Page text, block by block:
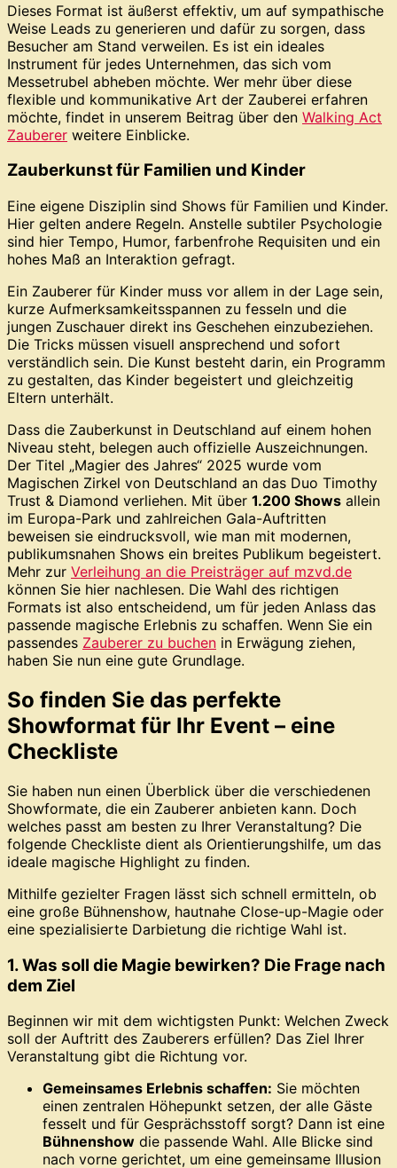
Dieses Format ist äußerst effektiv, um auf sympathische
Weise Leads zu generieren und dafür zu sorgen, dass
Besucher am Stand verweilen. Es ist ein ideales
Instrument für jedes Unternehmen, das sich vom
Messetrubel abheben möchte. Wer mehr über diese
flexible und kommunikative Art der Zauberei erfahren
möchte, findet in unserem Beitrag über den Walking Act
Zauberer weitere Einblicke.
Zauberkunst für Familien und Kinder
Eine eigene Disziplin sind Shows für Familien und Kinder.
Hier gelten andere Regeln. Anstelle subtiler Psychologie
sind hier Tempo, Humor, farbenfrohe Requisiten und ein
hohes Maß an Interaktion gefragt.
Ein Zauberer für Kinder muss vor allem in der Lage sein,
kurze Aufmerksamkeitsspannen zu fesseln und die
jungen Zuschauer direkt ins Geschehen einzubeziehen.
Die Tricks müssen visuell ansprechend und sofort
verständlich sein. Die Kunst besteht darin, ein Programm
zu gestalten, das Kinder begeistert und gleichzeitig
Eltern unterhält.
Dass die Zauberkunst in Deutschland auf einem hohen
Niveau steht, belegen auch offizielle Auszeichnungen.
Der Titel „Magier des Jahres“ 2025 wurde vom
Magischen Zirkel von Deutschland an das Duo Timothy
Trust & Diamond verliehen. Mit über 1.200 Shows allein
im Europa-Park und zahlreichen Gala-Auftritten
beweisen sie eindrucksvoll, wie man mit modernen,
publikumsnahen Shows ein breites Publikum begeistert.
Mehr zur Verleihung an die Preisträger auf mzvd.de
können Sie hier nachlesen. Die Wahl des richtigen
Formats ist also entscheidend, um für jeden Anlass das
passende magische Erlebnis zu schaffen. Wenn Sie ein
passendes Zauberer zu buchen in Erwägung ziehen,
haben Sie nun eine gute Grundlage.
So finden Sie das perfekte
Showformat für Ihr Event – eine
Checkliste
Sie haben nun einen Überblick über die verschiedenen
Showformate, die ein Zauberer anbieten kann. Doch
welches passt am besten zu Ihrer Veranstaltung? Die
folgende Checkliste dient als Orientierungshilfe, um das
ideale magische Highlight zu finden.
Mithilfe gezielter Fragen lässt sich schnell ermitteln, ob
eine große Bühnenshow, hautnahe Close-up-Magie oder
eine spezialisierte Darbietung die richtige Wahl ist.
1. Was soll die Magie bewirken? Die Frage nach
dem Ziel
Beginnen wir mit dem wichtigsten Punkt: Welchen Zweck
soll der Auftritt des Zauberers erfüllen? Das Ziel Ihrer
Veranstaltung gibt die Richtung vor.
Gemeinsames Erlebnis schaffen: Sie möchten
einen zentralen Höhepunkt setzen, der alle Gäste
fesselt und für Gesprächsstoff sorgt? Dann ist eine
Bühnenshow die passende Wahl. Alle Blicke sind
nach vorne gerichtet, um eine gemeinsame Illusion